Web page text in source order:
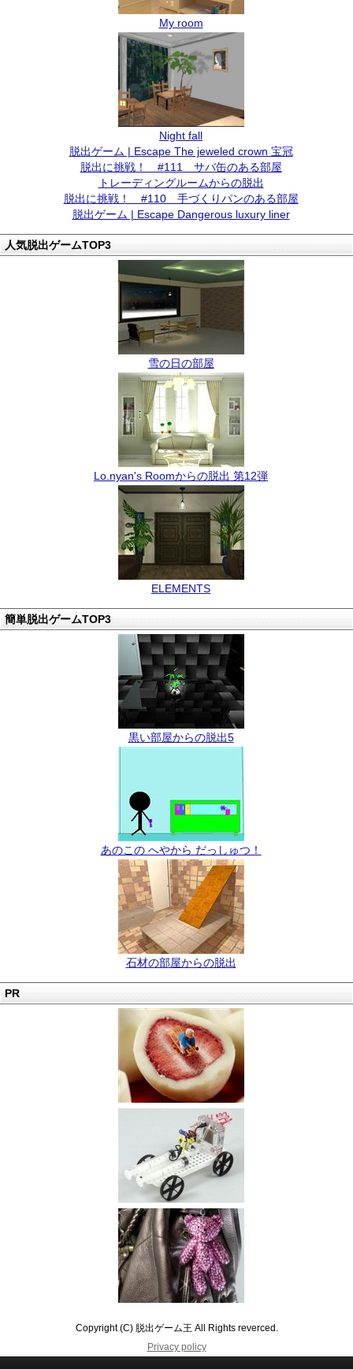
My room
Night fall
脱出ゲーム | Escape The jeweled crown 宝冠
脱出に挑戦！ #111 サバ缶のある部屋
トレーディングルームからの脱出
脱出に挑戦！ #110 手づくりパンのある部屋
脱出ゲーム | Escape Dangerous luxury liner
人気脱出ゲームTOP3
雪の日の部屋
Lo.nyan's Roomからの脱出 第12弾
ELEMENTS
簡単脱出ゲームTOP3
黒い部屋からの脱出5
あのこの へやから だっしゅつ！
石材の部屋からの脱出
PR
Copyright (C) 脱出ゲーム王 All Rights reverced.
Privacy policy